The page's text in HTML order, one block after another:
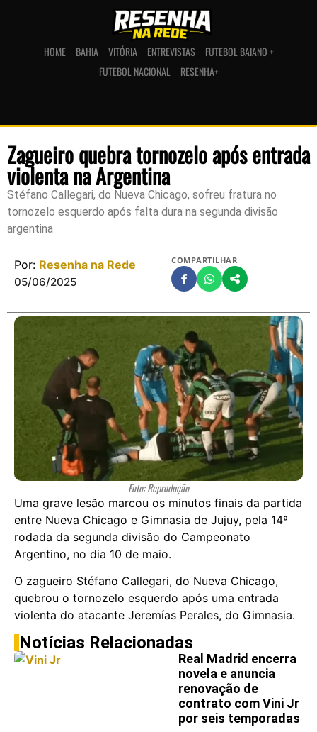
HOME BAHIA VITÓRIA ENTREVISTAS
FUTEBOL BAIANO +
FUTEBOL NACIONAL
RESENHA+
Zagueiro quebra tornozelo após entrada
violenta na Argentina
Stéfano Callegari, do Nueva Chicago, sofreu fratura no
tornozelo esquerdo após falta dura na segunda divisão
argentina
Por: Resenha na Rede
05/06/2025
COMPARTILHAR
Foto: Reprodução
Uma grave lesão marcou os minutos finais da partida
entre Nueva Chicago e Gimnasia de Jujuy, pela 14ª
rodada da segunda divisão do Campeonato
Argentino, no dia 10 de maio.
O zagueiro Stéfano Callegari, do Nueva Chicago,
quebrou o tornozelo esquerdo após uma entrada
violenta do atacante Jeremías Perales, do Gimnasia.
Notícias Relacionadas
Real Madrid encerra
novela e anuncia
renovação de
contrato com Vini Jr
por seis temporadas